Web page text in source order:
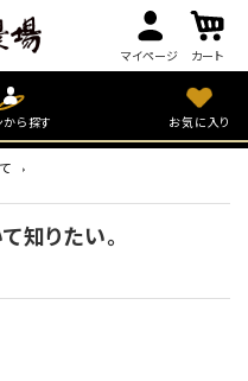
マイページ カート
から探す お気に入り
知りたい。